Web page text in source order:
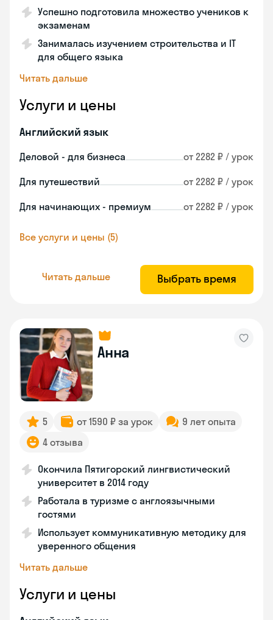
Успешно подготовила множество учеников к
экзаменам
Занималась изучением строительства и IT
для общего языка
Читать дальше
Услуги и цены
Английский язык
Деловой - для бизнеса от 2282 ₽ / урок
Для путешествий от 2282 ₽ / урок
Для начинающих - премиум от 2282 ₽ / урок
Все услуги и цены (5)
Читать дальше Выбрать время
Анна
5 от 1590 ₽ за урок
9 лет опыта
4 отзыва
Окончила Пятигорский лингвистический
университет в 2014 году
Работала в туризме с англоязычными
гостями
Использует коммуникативную методику для
уверенного общения
Читать дальше
Услуги и цены